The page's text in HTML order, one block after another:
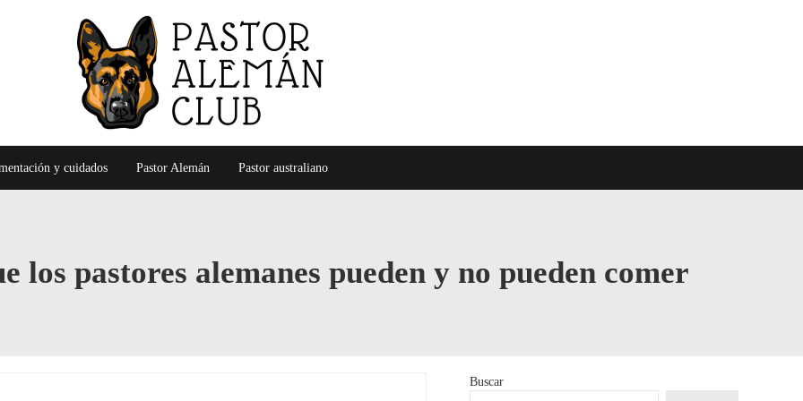
Pastor Alemán Club
y cuidados Pastor Alemán Pastor australiano
los pastores alemanes pueden y no pueden comer
Sidebar
Buscar